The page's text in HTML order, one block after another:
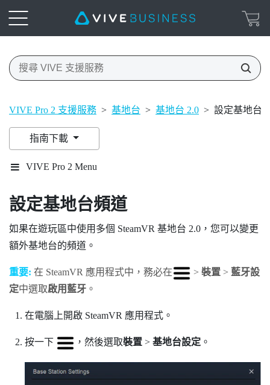
VIVE Pro 2 支援服務 > 基地台 > 基地台 2.0 > 設定基地台
指南下載
VIVE Pro 2 Menu
設定基地台頻道
如果在遊玩區中使用多個 SteamVR 基地台 2.0，您可以變更
額外基地台的頻道。
重要: 在 SteamVR 應用程式中，務必在 > 裝置 > 藍牙設
定中選取啟用藍牙 。
在電腦上開啟 SteamVR 應用程式。
按一下 ，然後選取裝置> 基地台設定。